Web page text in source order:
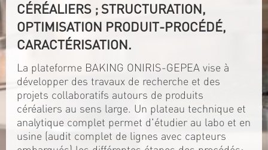
CÉRÉALIERS ; STRUCTURATION,
OPTIMISATION PRODUIT-PROCÉDÉ,
CARACTÉRISATION.
La plateforme BAKING ONIRIS-GEPEA vise à
développer des travaux de recherche et des
projets collaboratifs autours de produits
céréaliers au sens large. Un plateau technique et
analytique complet permet d'étudier au labo et en
usine (audit complet de lignes avec capteurs